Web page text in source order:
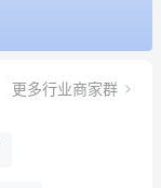
更多行业商家群